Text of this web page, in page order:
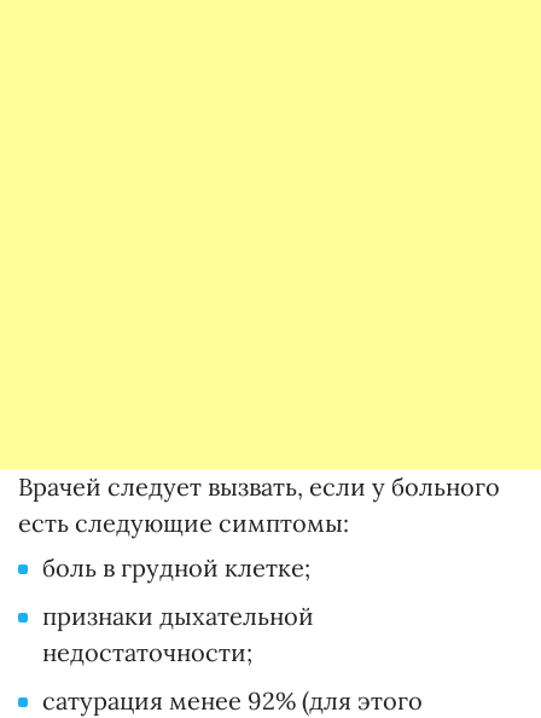
Врачей следует вызвать, если у больного
есть следующие симптомы:
боль в грудной клетке;
признаки дыхательной
недостаточности;
сатурация менее 92% (для этого